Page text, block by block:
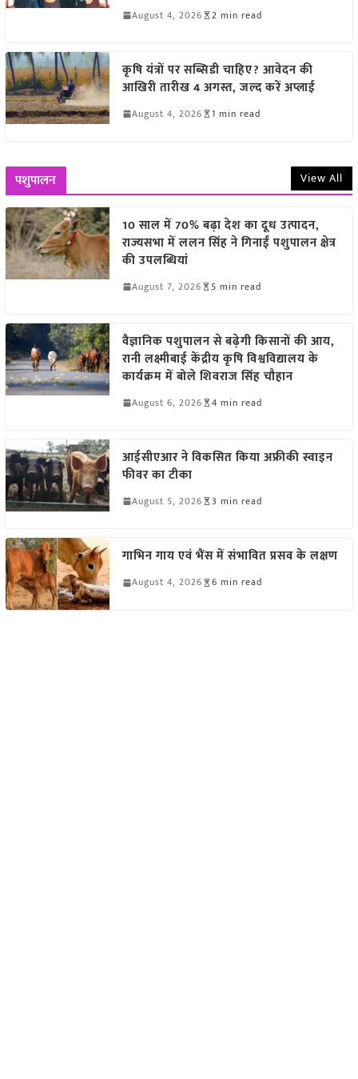
August 4, 2026 2 min read
कृषि यंत्रों पर सब्सिडी चाहिए? आवेदन की
आखिरी तारीख 4 अगस्त, जल्द करें अप्लाई
August 4, 2026 1 min read
पशुपालन View All
10 साल में 70% बढ़ा देश का दूध उत्पादन,
राज्यसभा में ललन सिंह ने गिनाईं पशुपालन क्षेत्र
की उपलब्धियां
August 7, 2026 5 min read
वैज्ञानिक पशुपालन से बढ़ेगी किसानों की आय,
रानी लक्ष्मीबाई केंद्रीय कृषि विश्वविद्यालय के
कार्यक्रम में बोले शिवराज सिंह चौहान
August 6, 2026 4 min read
आईसीएआर ने विकसित किया अफ्रीकी स्वाइन
फीवर का टीका
August 5, 2026 3 min read
गाभिन गाय एवं भैंस में संभावित प्रसव के लक्षण
August 4, 2026 6 min read